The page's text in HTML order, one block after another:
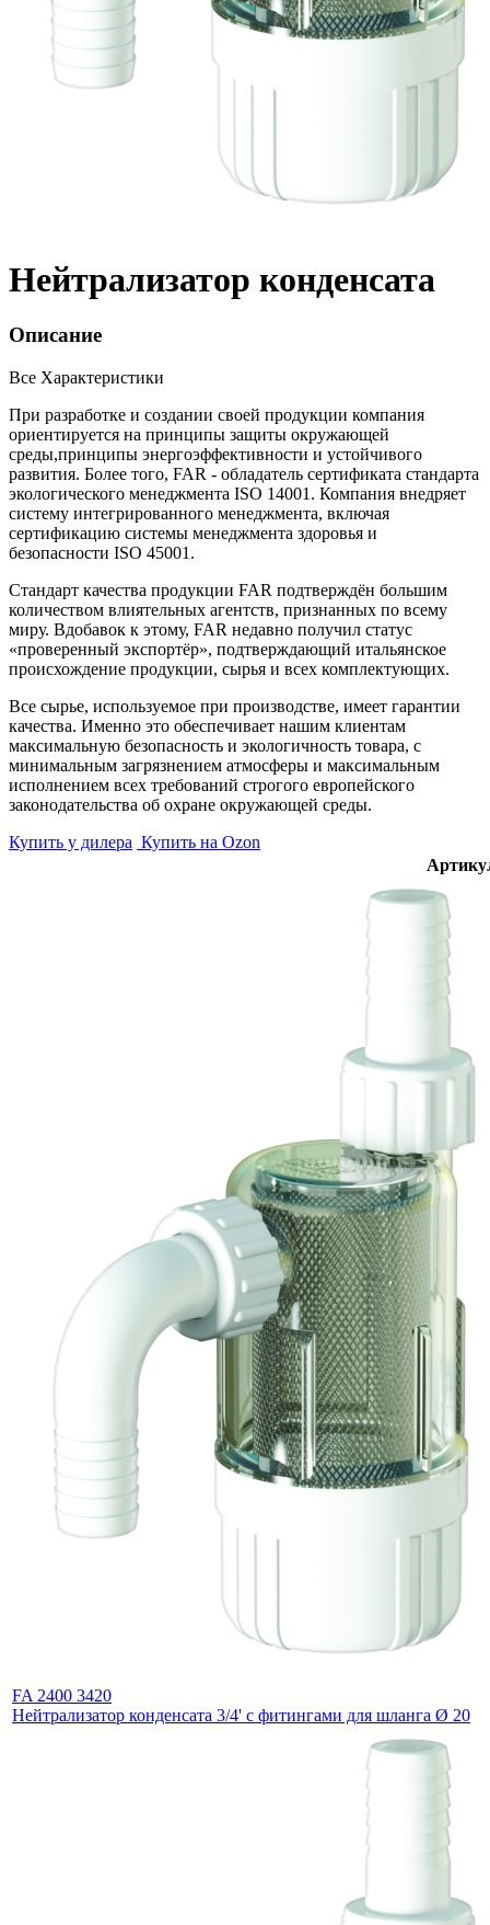
Нейтрализатор конденсата
Описание
Все Характеристики
При разработке и создании своей продукции компания
ориентируется на принципы защиты окружающей
среды,принципы энергоэффективности и устойчивого
развития. Более того, FAR - обладатель сертификата стандарта
экологического менеджмента ISO 14001. Компания внедряет
систему интегрированного менеджмента, включая
сертификацию системы менеджмента здоровья и
безопасности ISO 45001.
Стандарт качества продукции FAR подтверждён большим
количеством влиятельных агентств, признанных по всему
миру. Вдобавок к этому, FAR недавно получил статус
«проверенный экспортёр», подтверждающий итальянское
происхождение продукции, сырья и всех комплектующих.
Все сырье, используемое при производстве, имеет гарантии
качества. Именно это обеспечивает нашим клиентам
максимальную безопасность и экологичность товара, с
минимальным загрязнением атмосферы и максимальным
исполнением всех требований строгого европейского
законодательства об охране окружающей среды.
Купить у дилера Купить на Ozon
FA 2400 3420
Нейтрализатор конденсата 3/4' с фитингами для шланга Ø 20